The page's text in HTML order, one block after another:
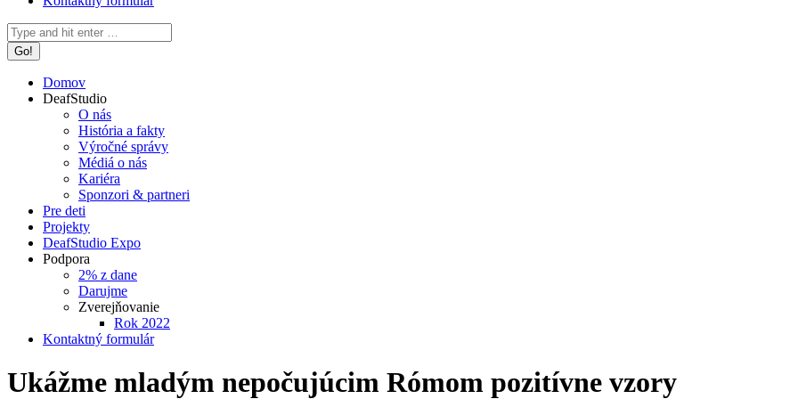
Search:
Domov
DeafStudio
O nás
História a fakty
Výročné správy
Médiá o nás
Kariéra
Sponzori & partneri
Pre deti
Projekty
DeafStudio Expo
Podpora
2% z dane
Darujme
Zverejňovanie
Rok 2022
Kontaktný formulár
Ukážme mladým nepočujúcim Rómom pozitívne vzory